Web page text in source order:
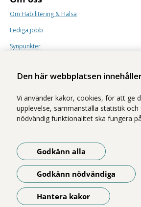
Den här webbplatsen
Vi använder kakor, cookies, för att ge
upplevelse, sammanställa statistik
nödvändig funktionalitet ska fungera
Godkänn alla
Godkänn nödvändiga
Hantera kakor
Om Habilitering & Hälsa
Lediga jobb
Synpunkter
Samtliga bilder på webbplatsen är tagna av
annat namn anges.
Om webbplatsen
Tillgänglighetsredogörelse